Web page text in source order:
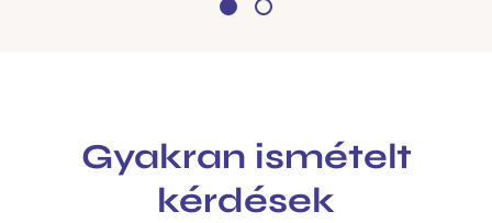
Gyakran ismételt
kérdések